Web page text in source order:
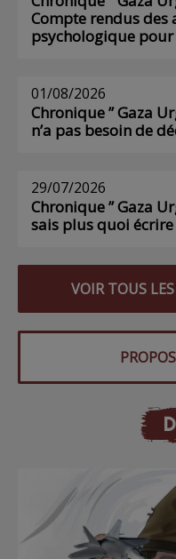
Compte rendus des
psychologique
01/08/2026
Chronique ” Gaza
n’a pas besoin de
29/07/2026
Chronique ” Gaza
sais plus quoi écrire
VOIR TOUS